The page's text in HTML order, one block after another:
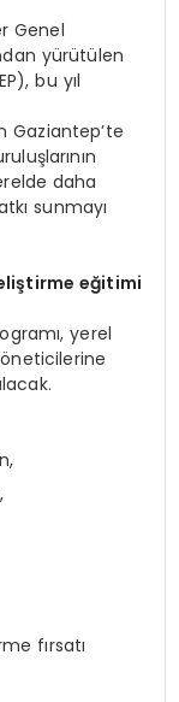
Genel
yürütülen
bu yıl
Gaziantep’te
daha
sunmayı
eğitimi
yerel
fırsatı